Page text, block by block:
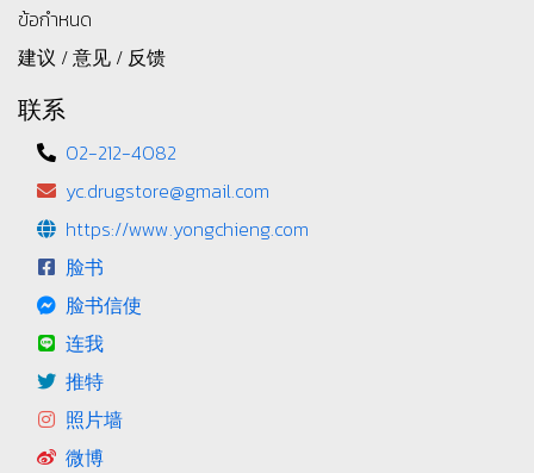
ข้อกำหนด
建议 / 意见 / 反馈
联系
02-212-4082
yc.drugstore@gmail.com
https://www.yongchieng.com
脸书
脸书信使
连我
推特
照片墙
微博